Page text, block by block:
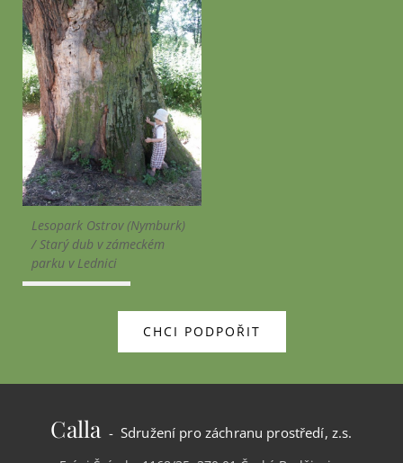
Lesopark Ostrov (Nymburk)
/ Starý dub v zámeckém
parku v Lednici
CHCI PODPOŘIT
Calla- Sdružení pro záchranu prostředí, z.s.